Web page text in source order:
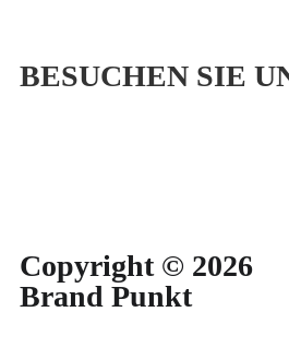
BESUCHEN SIE
Copyright © 2026
Brand Punkt